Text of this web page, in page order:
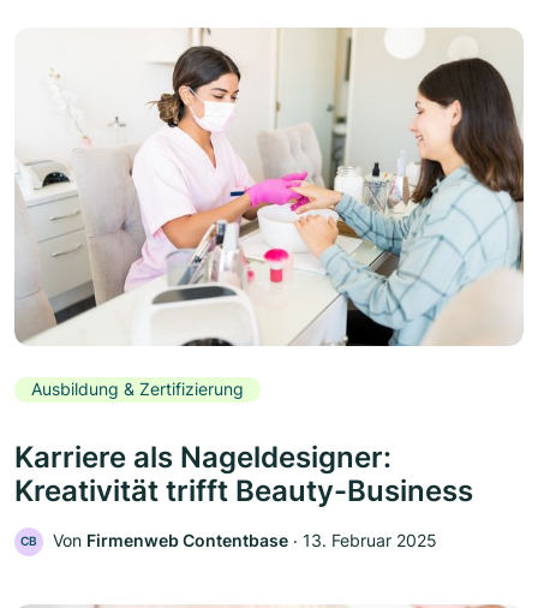
Ausbildung & Zertifizierung
Karriere als Nageldesigner:
Kreativität trifft Beauty-Business
CB Von Firmenweb Contentbase ‧ 13. Februar 2025